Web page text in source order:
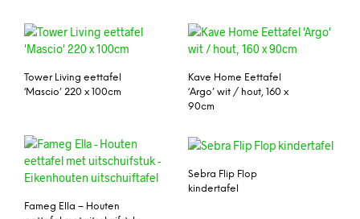
Tower Living eettafel
‘Mascio’ 220 x 100cm
Kave Home Eettafel
‘Argo’ wit / hout, 160 x
90cm
Fameg Ella – Houten
Sebra Flip Flop
kindertafel